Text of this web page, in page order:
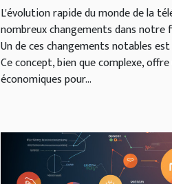
L'évolution rapide du monde de la
nombreux changements dans
Un de ces changements notables
Ce concept, bien que complexe,
économiques pour...